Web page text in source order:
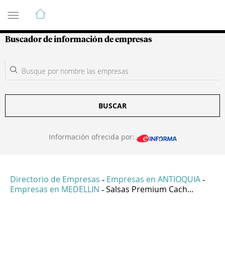
Guía de Empresas Colombianas
Buscador de información de empresas
BUSCAR
Información ofrecida por:
Directorio de Empresas - Empresas en ANTIOQUIA -
Empresas en MEDELLIN - Salsas Premium Cach...